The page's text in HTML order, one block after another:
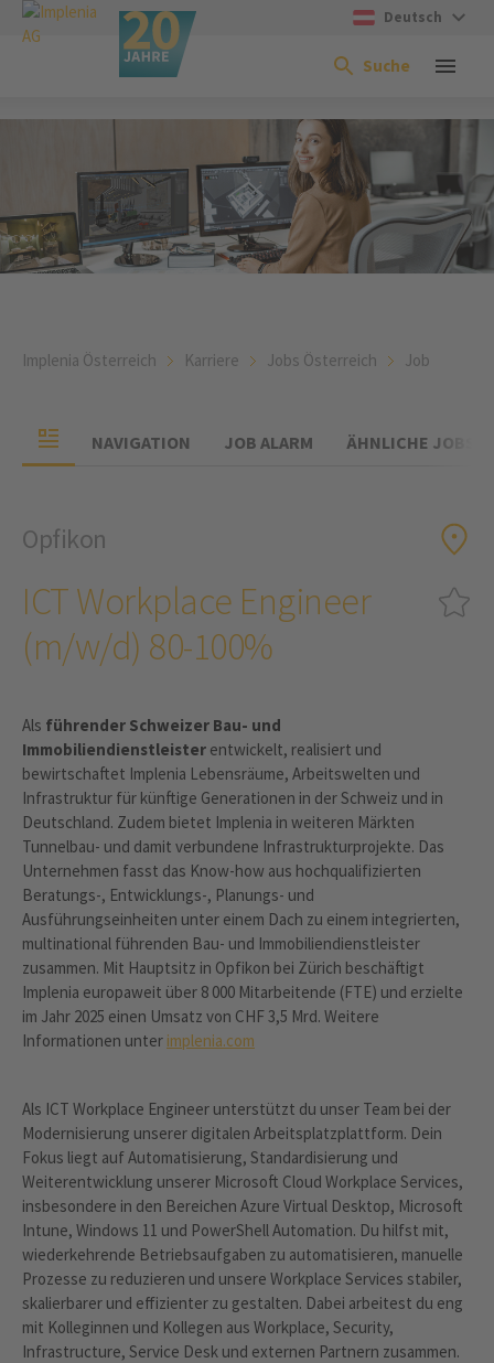
Deutsch
Suche
Implenia Österreich Karriere Jobs Österreich Job
NAVIGATION JOB ALARM ÄHNLICHE JOBS
Opfikon
ICT Workplace Engineer
(m/w/d) 80-100%
Als führender Schweizer Bau- und
Immobiliendienstleister entwickelt, realisiert und
bewirtschaftet Implenia Lebensräume, Arbeitswelten und
Infrastruktur für künftige Generationen in der Schweiz und in
Deutschland. Zudem bietet Implenia in weiteren Märkten
Tunnelbau- und damit verbundene Infrastrukturprojekte. Das
Unternehmen fasst das Know-how aus hochqualifizierten
Beratungs-, Entwicklungs-, Planungs- und
Ausführungseinheiten unter einem Dach zu einem integrierten,
multinational führenden Bau- und Immobiliendienstleister
zusammen. Mit Hauptsitz in Opfikon bei Zürich beschäftigt
Implenia europaweit über 8 000 Mitarbeitende (FTE) und erzielte
im Jahr 2025 einen Umsatz von CHF 3,5 Mrd. Weitere
Informationen unter implenia.com
Als ICT Workplace Engineer unterstützt du unser Team bei der
Modernisierung unserer digitalen Arbeitsplatzplattform. Dein
Fokus liegt auf Automatisierung, Standardisierung und
Weiterentwicklung unserer Microsoft Cloud Workplace Services,
insbesondere in den Bereichen Azure Virtual Desktop, Microsoft
Intune, Windows 11 und PowerShell Automation. Du hilfst mit,
wiederkehrende Betriebsaufgaben zu automatisieren, manuelle
Prozesse zu reduzieren und unsere Workplace Services stabiler,
skalierbarer und effizienter zu gestalten. Dabei arbeitest du eng
mit Kolleginnen und Kollegen aus Workplace, Security,
Infrastructure, Service Desk und externen Partnern zusammen.